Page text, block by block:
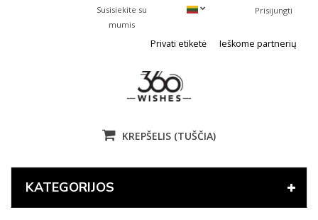
Prisijungti
Susisiekite su
mumis
Ieškome partnerių
Privati etiketė
KREPŠELIS (TUŠČIA)
KATEGORIJOS